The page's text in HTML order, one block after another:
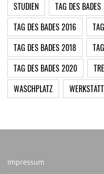
STUDIEN
TAG DES BADES
TAG DES BADES 2016
TAG DES BADES 2018
TAG DES BADES 2020
WASCHPLATZ
Impressum